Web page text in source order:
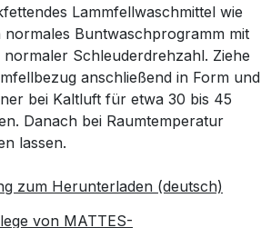
Lammfellwaschmittel wie
normales Buntwaschprogramm mit
normaler Schleuderdrehzahl. Ziehe
anschließend in Form und
bei Kaltluft für etwa 30 bis 45
Danach bei Raumtemperatur
lassen.
zum Herunterladen (deutsch)
von MATTES-